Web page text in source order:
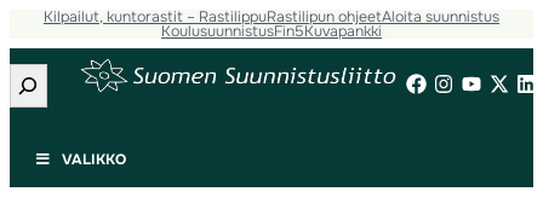
Kilpailut, kuntorastit – RastilippuRastilipun ohjeetAloita suunnistus
KoulusuunnistusFin5Kuvapankki
Etsi
VALIKKO